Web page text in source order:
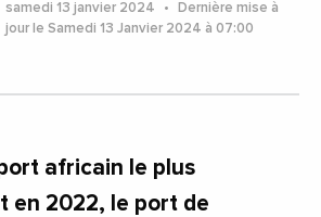
samedi 13 janvier 2024
Dernière mise à
jour le Samedi 13 Janvier 2024 à 07:00
africain le plus
en 2022, le port de